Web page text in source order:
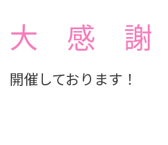
大 感
開催しております！